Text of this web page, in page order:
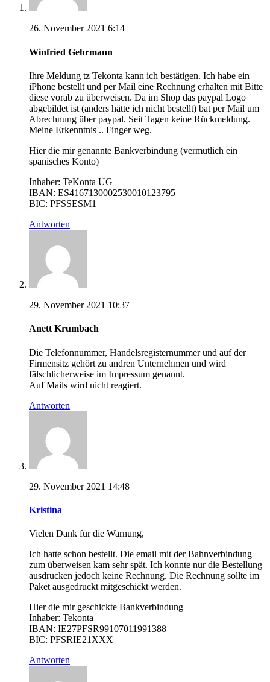
26. November 2021 6:14
Winfried Gehrmann
Ihre Meldung tz Tekonta kann ich bestätigen. Ich habe ein
iPhone bestellt und per Mail eine Rechnung erhalten mit Bitte
diese vorab zu überweisen. Da im Shop das paypal Logo
abgebildet ist (anders hätte ich nicht bestellt) bat per Mail um
Abrechnung über paypal. Seit Tagen keine Rückmeldung.
Meine Erkenntnis .. Finger weg.
Hier die mir genannte Bankverbindung (vermutlich ein
spanisches Konto)
Inhaber: TeKonta UG
IBAN: ES4167130002530010123795
BIC: PFSSESM1
Antworten
29. November 2021 10:37
Anett Krumbach
Die Telefonnummer, Handelsregisternummer und auf der
Firmensitz gehört zu andren Unternehmen und wird
fälschlicherweise im Impressum genannt.
Auf Mails wird nicht reagiert.
Antworten
29. November 2021 14:48
Kristina
Vielen Dank für die Warnung,
Ich hatte schon bestellt. Die email mit der Bahnverbindung
zum überweisen kam sehr spät. Ich konnte nur die Bestellung
ausdrucken jedoch keine Rechnung. Die Rechnung sollte im
Paket ausgedruckt mitgeschickt werden.
Hier die mir geschickte Bankverbindung
Inhaber: Tekonta
IBAN: IE27PFSR99107011991388
BIC: PFSRIE21XXX
Antworten